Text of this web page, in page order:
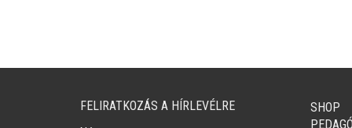
FELIRATKOZÁS A HÍRLEVÉLRE
SHOP